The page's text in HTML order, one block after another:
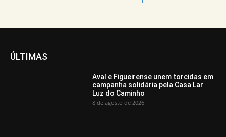
ÚLTIMAS
Avaí e Figueirense unem torcidas em
campanha solidária pela Casa Lar
Luz do Caminho
8 de agosto de 2026